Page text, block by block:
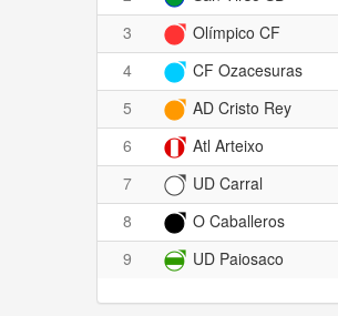
3
Olímpico CF
4
CF Ozacesuras
5
AD Cristo Rey
6
Atl Arteixo
7
UD Carral
8
O Caballeros
9
UD Paiosaco